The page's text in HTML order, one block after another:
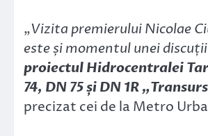
„Vizita premierului Nicolae
este și momentul unei
proiectul Hidrocentralei
74, DN 75 și DN 1R
precizat cei de la Metro